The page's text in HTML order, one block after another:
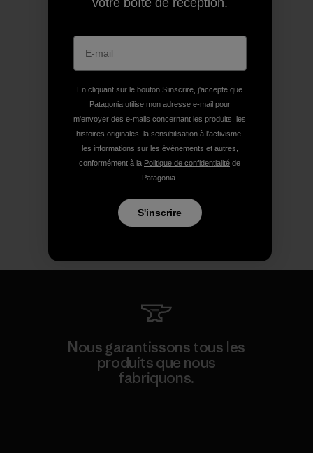
Nous garantissons tous les
produits que nous
fabriquons.
votre boîte de réception.
En cliquant sur le bouton S’inscrire, j'accepte que
Patagonia utilise mon adresse e-mail pour
m'envoyer des e-mails concernant les produits, les
histoires originales, la sensibilisation à l'activisme,
les informations sur les événements et autres,
conformément à la Politique de confidentialité de
Patagonia.
S'inscrire